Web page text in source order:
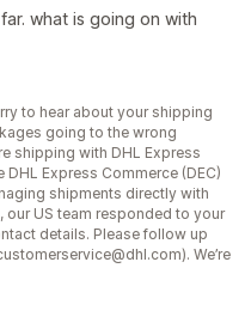
what is going on with
to hear about your shipping
going to the wrong
shipping with DHL Express
Express Commerce (DEC)
shipments directly with
our US team responded to your
details. Please follow up
We’re